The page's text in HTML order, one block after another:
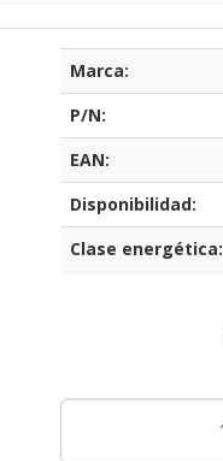
Marca:
P/N:
EAN:
Disponibilidad:
Clase energética: